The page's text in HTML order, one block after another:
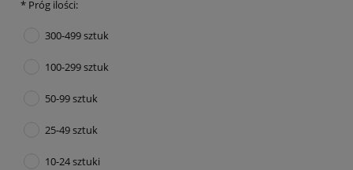
* Próg ilości:
300-499 sztuk
100-299 sztuk
50-99 sztuk
25-49 sztuk
10-24 sztuki